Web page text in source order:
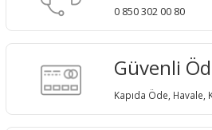
0 850 302 00 80
Güvenli
Kapıda Öde, Havale,